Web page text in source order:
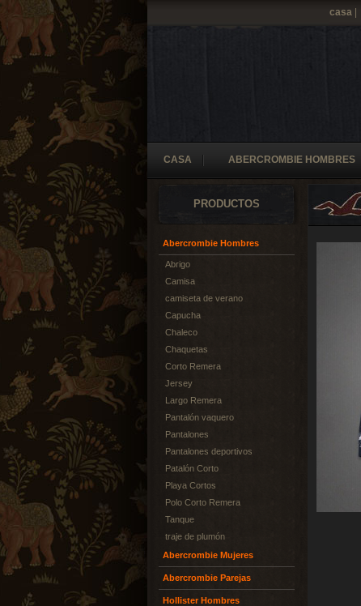
casa
CASA ABERCROMBIE HOMBRES
PRODUCTOS
Abercrombie Hombres
Abrigo
Camisa
camiseta de verano
Capucha
Chaleco
Chaquetas
Corto Remera
Jersey
Largo Remera
Pantalón vaquero
Pantalones
Pantalones deportivos
Patalón Corto
Playa Cortos
Polo Corto Remera
Tanque
traje de plumón
Abercrombie Mujeres
Abercrombie Parejas
Hollister Hombres